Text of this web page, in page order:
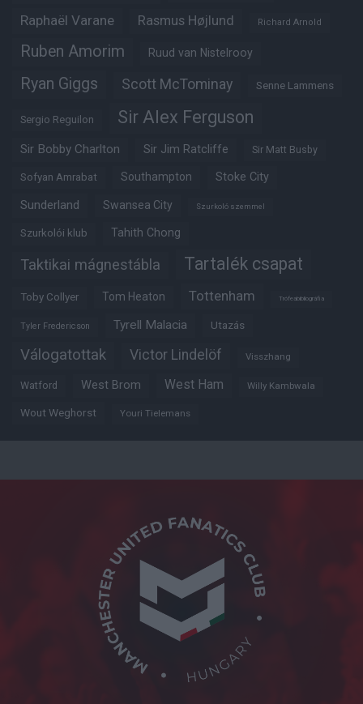
Raphaël Varane Rasmus Højlund Richard Arnold
Ruben Amorim Ruud van Nistelrooy
Ryan Giggs Scott McTominay Senne Lammens
Sergio Reguilon Sir Alex Ferguson
Sir Bobby Charlton Sir Jim Ratcliffe Sir Matt Busby
Sofyan Amrabat Southampton Stoke City
Sunderland Swansea City Szurkoló szemmel
Szurkolói klub Tahith Chong
Taktikai mágnestábla Tartalék csapat
Toby Collyer Tom Heaton Tottenham Trófeabibliográfia
Tyler Fredericson Tyrell Malacia Utazás
Válogatottak Victor Lindelöf Visszhang
Watford West Brom West Ham Willy Kambwala
Wout Weghorst Youri Tielemans